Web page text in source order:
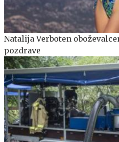
Natalija Verboten
pozdrave